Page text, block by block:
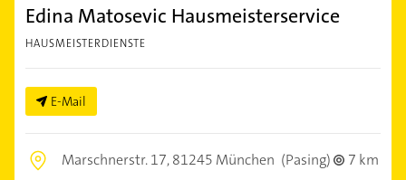
Edina Matosevic Hausmeisterservice
HAUSMEISTERDIENSTE
E-Mail
Marschnerstr. 17,81245 München (Pasing)
7 km